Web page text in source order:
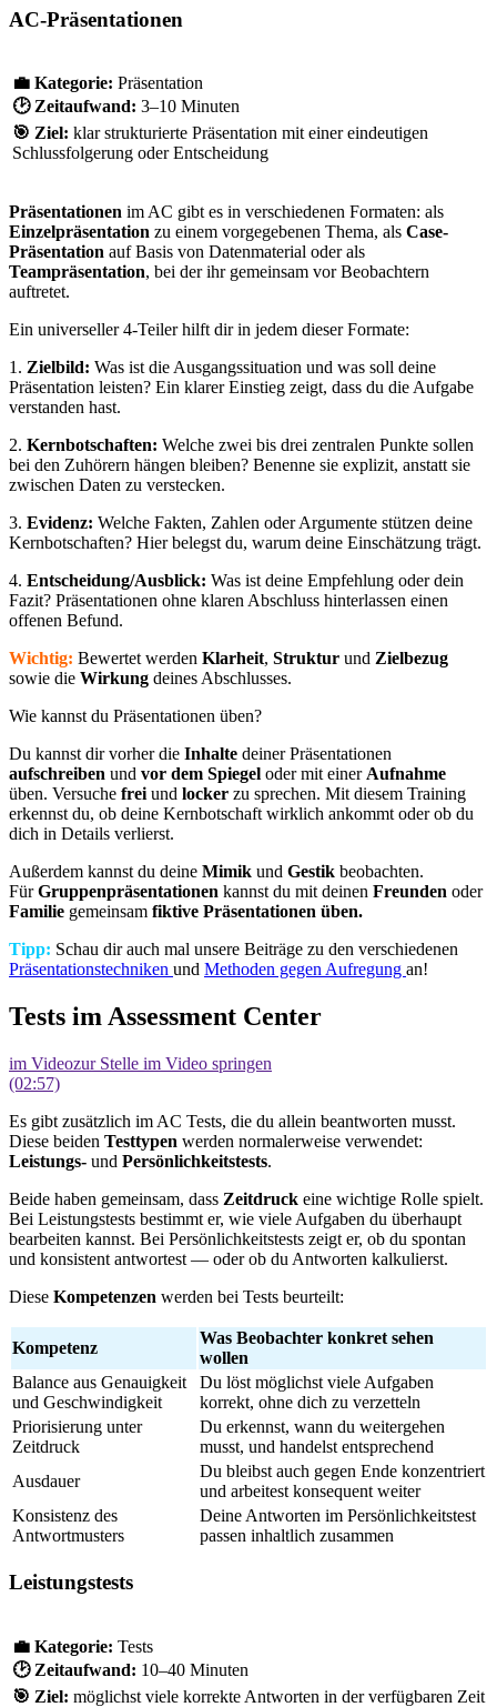
AC-Präsentationen
💼 Kategorie: Präsentation
🕑 Zeitaufwand: 3–10 Minuten
🎯 Ziel: klar strukturierte Präsentation mit einer eindeutigen
Schlussfolgerung oder Entscheidung
Präsentationen im AC gibt es in verschiedenen Formaten: als
Einzelpräsentation zu einem vorgegebenen Thema, als Case-
Präsentation auf Basis von Datenmaterial oder als
Teampräsentation, bei der ihr gemeinsam vor Beobachtern
auftretet.
Ein universeller 4-Teiler hilft dir in jedem dieser Formate:
1. Zielbild: Was ist die Ausgangssituation und was soll deine
Präsentation leisten? Ein klarer Einstieg zeigt, dass du die Aufgabe
verstanden hast.
2. Kernbotschaften: Welche zwei bis drei zentralen Punkte sollen
bei den Zuhörern hängen bleiben? Benenne sie explizit, anstatt sie
zwischen Daten zu verstecken.
3. Evidenz: Welche Fakten, Zahlen oder Argumente stützen deine
Kernbotschaften? Hier belegst du, warum deine Einschätzung trägt.
4. Entscheidung/Ausblick: Was ist deine Empfehlung oder dein
Fazit? Präsentationen ohne klaren Abschluss hinterlassen einen
offenen Befund.
Wichtig: Bewertet werden Klarheit, Struktur und Zielbezug
sowie die Wirkung deines Abschlusses.
Wie kannst du Präsentationen üben?
Du kannst dir vorher die Inhalte deiner Präsentationen
aufschreiben und vor dem Spiegel oder mit einer Aufnahme
üben. Versuche frei und locker zu sprechen. Mit diesem Training
erkennst du, ob deine Kernbotschaft wirklich ankommt oder ob du
dich in Details verlierst.
Außerdem kannst du deine Mimik und Gestik beobachten.
FürGruppenpräsentationen kannst du mit deinen Freunden oder
Familie gemeinsam fiktive Präsentationen üben.
Tipp: Schau dir auch mal unsere Beiträge zu den verschiedenen
Präsentationstechniken und Methoden gegen Aufregung an!
Tests im Assessment Center
im Videozur Stelle im Video springen
(02:57)
Es gibt zusätzlich im AC Tests, die du allein beantworten musst.
Diese beiden Testtypen werden normalerweise verwendet:
Leistungs- und Persönlichkeitstests.
Beide haben gemeinsam, dass Zeitdruck eine wichtige Rolle spielt.
Bei Leistungstests bestimmt er, wie viele Aufgaben du überhaupt
bearbeiten kannst. Bei Persönlichkeitstests zeigt er, ob du spontan
und konsistent antwortest — oder ob du Antworten kalkulierst.
Diese Kompetenzen werden bei Tests beurteilt:
Kompetenz
Was Beobachter konkret sehen
wollen
Balance aus Genauigkeit
und Geschwindigkeit
Du löst möglichst viele Aufgaben
korrekt, ohne dich zu verzetteln
Priorisierung unter
Zeitdruck
Du erkennst, wann du weitergehen
musst, und handelst entsprechend
Ausdauer
Du bleibst auch gegen Ende konzentriert
und arbeitest konsequent weiter
Konsistenz des
Antwortmusters
Deine Antworten im Persönlichkeitstest
passen inhaltlich zusammen
Leistungstests
💼 Kategorie: Tests
🕑 Zeitaufwand: 10–40 Minuten
🎯 Ziel: möglichst viele korrekte Antworten in der verfügbaren Zeit